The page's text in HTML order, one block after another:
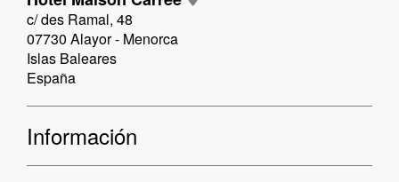
c/ des Ramal, 48
07730 Alayor - Menorca
Islas Baleares
España
Información